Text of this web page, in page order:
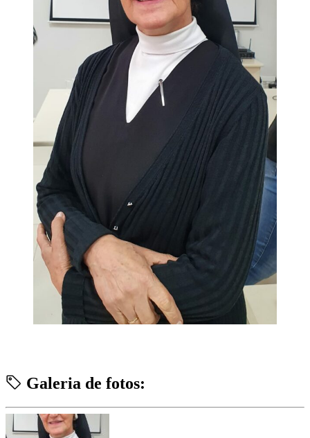
Galeria de fotos: